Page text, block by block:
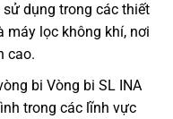
dụng trong các thiết
máy lọc không khí, nơi
cao.
bi Vòng bi SL INA
trong các lĩnh vực